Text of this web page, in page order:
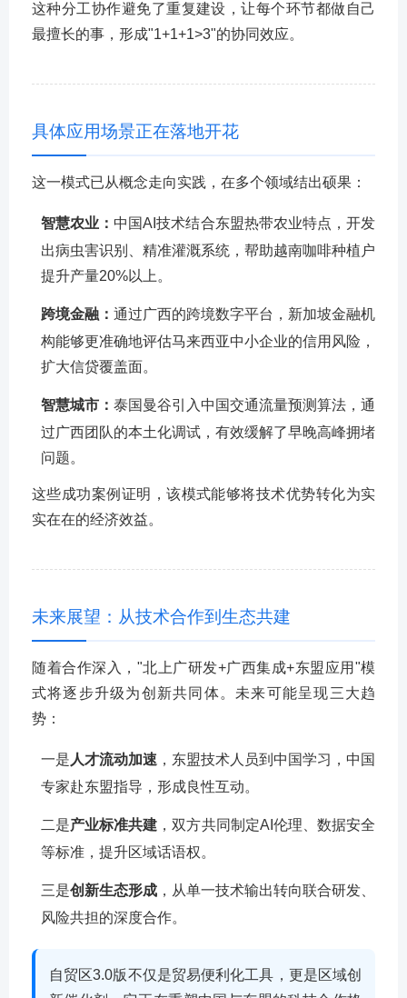
这种分工协作避免了重复建设，让每个环节都做自己
最擅长的事，形成"1+1+1>3"的协同效应。
具体应用场景正在落地开花
这一模式已从概念走向实践，在多个领域结出硕果：
智慧农业： 中国AI技术结合东盟热带农业特点，开发
出病虫害识别、精准灌溉系统，帮助越南咖啡种植户
提升产量20%以上。
跨境金融： 通过广西的跨境数字平台，新加坡金融机
构能够更准确地评估马来西亚中小企业的信用风险，
扩大信贷覆盖面。
智慧城市： 泰国曼谷引入中国交通流量预测算法，通
过广西团队的本土化调试，有效缓解了早晚高峰拥堵
问题。
这些成功案例证明，该模式能够将技术优势转化为实
实在在的经济效益。
未来展望：从技术合作到生态共建
随着合作深入，"北上广研发+广西集成+东盟应用"模
式将逐步升级为创新共同体。未来可能呈现三大趋
势：
一是 人才流动加速 ，东盟技术人员到中国学习，中国
专家赴东盟指导，形成良性互动。
二是产业标准共建 ，双方共同制定AI伦理、数据安全
等标准，提升区域话语权。
三是创新生态形成 ，从单一技术输出转向联合研发、
风险共担的深度合作。
自贸区3.0版不仅是贸易便利化工具，更是区域创